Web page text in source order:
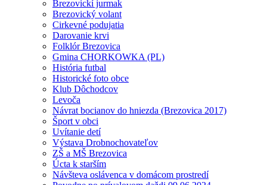
Brezovickí jurmak
Brezovický volant
Cirkevné podujatia
Darovanie krvi
Folklór Brezovica
Gmina CHORKOWKA (PL)
História futbal
Historické foto obce
Klub Dôchodcov
Levoča
Návrat bocianov do hniezda (Brezovica 2017)
Šport v obci
Uvítanie detí
Výstava Drobnochovateľov
ZŠ a MŠ Brezovica
Úcta k starším
Návšteva oslávenca v domácom prostredí